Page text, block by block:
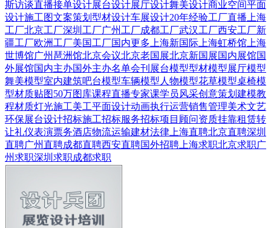
斯访谈直播接单设计展台设计展厅设计舞美设计商业空间平面
设计施工图文案策划 型材设计车展设计20年经验工厂直播 上海
工厂北京工厂深圳工厂广州工厂成都工厂武汉工厂西安工厂新
疆工厂欧洲工厂美国工厂国内更多 上海新国际 上海虹桥馆 上海
世博馆广州琶洲馆北京会议北京老国展北京新国展国内展馆国
外展馆国内主办国外主办名单会刊 展台模型型材模型展厅模型
舞美模型室内建筑吧台模型车辆模型 人物模型花草模型桌椅模
型材质贴图50万图库课程直播专家课学员风采创意策划 建模教
程材质灯光施工美工平面设计动画执行运营销售管理美术文艺
环保展台设计招标施工招标服务招标项目顾问资质挂靠租赁转
让礼仪表演票务酒店物流运输建材法律 上海直聘北京直聘深圳
直聘广州直聘成都直聘西安直聘国外招聘 上海求职北京求职广
州求职深圳求职成都求职